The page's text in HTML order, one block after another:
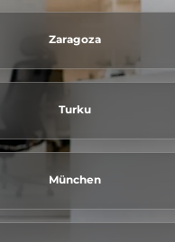
Zaragoza
Turku
München